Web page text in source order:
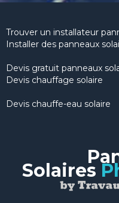
Trouver un installateur
Installer des panneaux
Devis gratuit panneaux
Devis chauffage solaire
Devis chauffe-eau solaire
Solaires